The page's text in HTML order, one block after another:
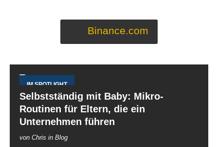
Binance.com
IM SPOTLIGHT
Selbstständig mit Baby: Mikro-
Routinen für Eltern, die ein
Unternehmen führen
von Chris in Blog